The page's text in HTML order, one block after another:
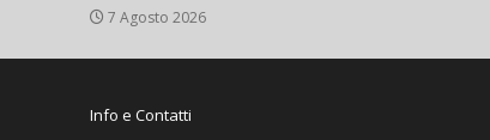
7 Agosto 2026
Info e Contatti